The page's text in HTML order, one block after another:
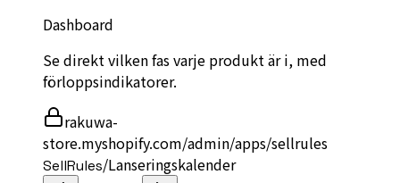
Dashboard
Se direkt vilken fas varje produkt är i, med
förloppsindikatorer.
rakuwa-
store.myshopify.com/admin/apps/sellrules
SellRules/Lanseringskalender